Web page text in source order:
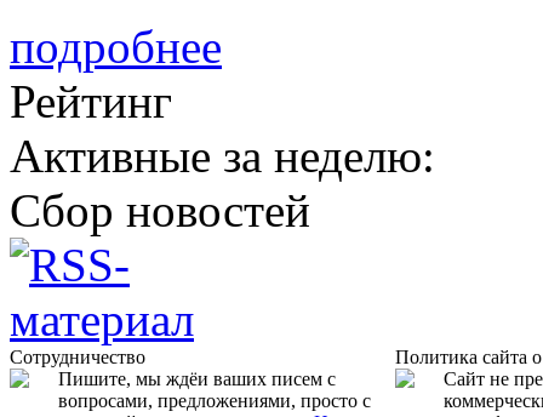
подробнее
Рейтинг
Активные за неделю:
Сбор новостей
Сотрудничество
Пишите, мы ждёи ваших писем с
вопросами, предложениями, просто с
Политика сайта
Сайт не